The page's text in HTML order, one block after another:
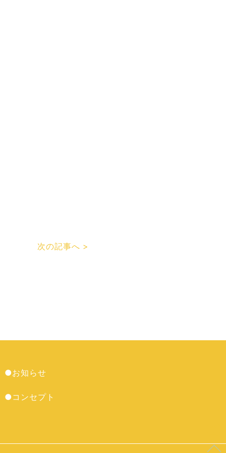
次の記事へ >
●お知らせ
●コンセプト